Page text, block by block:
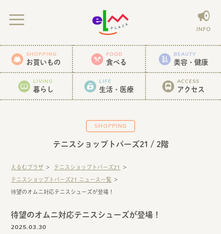
INFO
SHOPPING
お買いもの
FOOD
食べる
BEAUTY
美容・健康
LIVING
暮らし
LIFE
生活・医療
ACCESS
アクセス
SHOPPING
テニスショップトパーズ21 / 2階
えるむプラザ テニスショップトパーズ21
テニスショップトパーズ21 ニュース一覧
待望のオムニ対応テニスシューズが登場！
待望のオムニ対応テニスシューズが登場！
2025.03.30